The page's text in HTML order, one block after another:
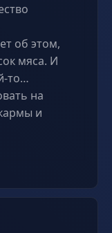
об этом,
мяса. И
то…
на
и